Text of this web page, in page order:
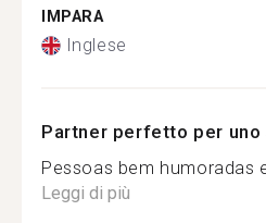
IMPARA
Inglese
Partner perfetto per
Pessoas bem humoradas
Leggi di più